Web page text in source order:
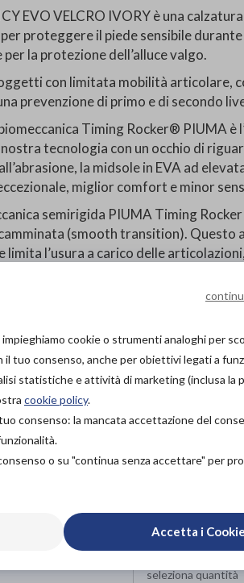
EVO VELCRO IVORY è una
proteggere il piede sensibile
la protezione dell’alluce valgo.
con limitata mobilità articolare,
prevenzione di primo e di secondo
Timing Rocker® PIUMA è
tecnologia con un occhio di
la midsole in EVA ad
miglior comfort e minor
semirigida PIUMA Timing
(smooth transition). Questo
limita l’usura a carico delle
e senza cuciture nei punti di
deformità, garantendo comodità e
della calzatura consente di
con doppio velcro agevola e facilita
pazienti con problematiche
EVO VELCRO IVORY, testata
protetta.
ACQUISTA IN
cookie o strumenti analoghi per
tuo consenso, anche per obiettivi legati a
statistiche e attività di marketing (inclusa la
cookie policy.
consenso: la mancata accettazione del
o su "continua senza accettare" per
Accetta i Cookie